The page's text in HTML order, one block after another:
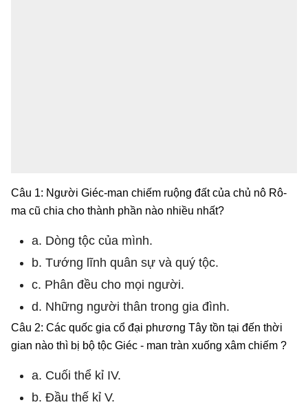
Câu 1: Người Giéc-man chiếm ruộng đất của chủ nô Rô-
ma cũ chia cho thành phần nào nhiều nhất?
a. Dòng tộc của mình.
b. Tướng lĩnh quân sự và quý tộc.
c. Phân đều cho mọi người.
d. Những người thân trong gia đình.
Câu 2: Các quốc gia cổ đại phương Tây tồn tại đến thời
gian nào thì bị bộ tộc Giéc - man tràn xuống xâm chiếm ?
a. Cuối thể kỉ IV.
b. Đầu thế kỉ V.